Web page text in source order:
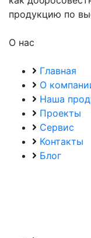
продукцию по
О нас
Главная
О
Наша
Проекты
Сервис
Контакты
Блог